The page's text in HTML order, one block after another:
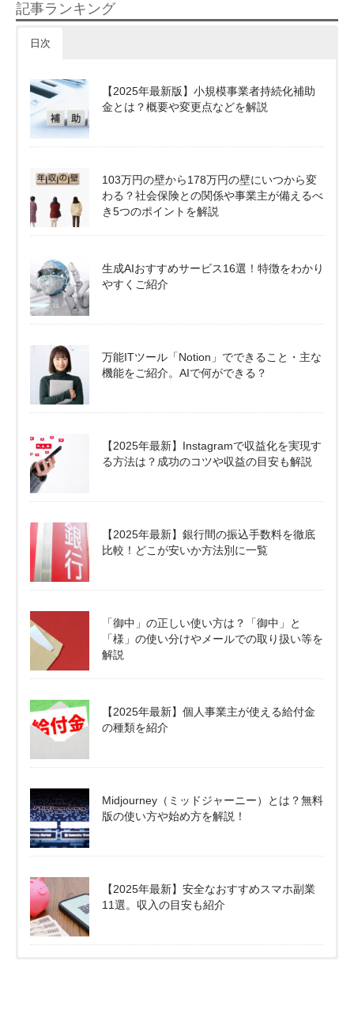
記事ランキング
日次
【2025年最新版】小規模事業者持続化補助
金とは？概要や変更点などを解説
103万円の壁から178万円の壁にいつから変
わる？社会保険との関係や事業主が備えるべ
き5つのポイントを解説
生成AIおすすめサービス16選！特徴をわかり
やすくご紹介
万能ITツール「Notion」でできること・主な
機能をご紹介。AIで何ができる？
【2025年最新】Instagramで収益化を実現す
る方法は？成功のコツや収益の目安も解説
【2025年最新】銀行間の振込手数料を徹底
比較！どこが安いか方法別に一覧
「御中」の正しい使い方は？「御中」と
「様」の使い分けやメールでの取り扱い等を
解説
【2025年最新】個人事業主が使える給付金
の種類を紹介
Midjourney（ミッドジャーニー）とは？無料
版の使い方や始め方を解説！
【2025年最新】安全なおすすめスマホ副業
11選。収入の目安も紹介